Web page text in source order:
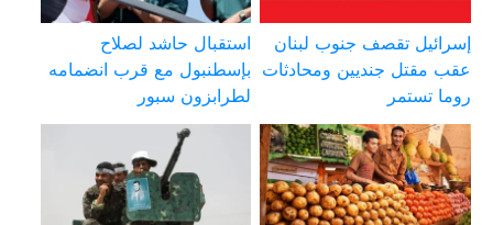
إسرائيل تقصف جنوب لبنان
عقب مقتل جنديين ومحادثات
روما تستمر
استقبال حاشد لصلاح
بإسطنبول مع قرب انضمامه
لطرابزون سبور